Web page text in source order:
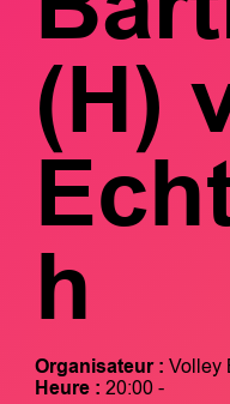
(H)
h
Organisateur : Volley
Heure : 20:00 -